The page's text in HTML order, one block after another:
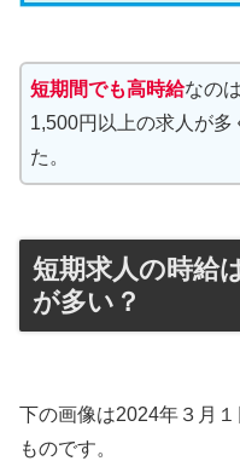
短期間でも高時給なの
1,500円以上の求人が多
た。
短期求人の時給
が多い？
下の画像は2024年３月
ものです。